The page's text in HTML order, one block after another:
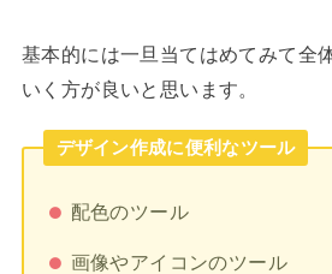
基本的には一旦当てはめてみて全
いく方が良いと思います。
デザイン作成に便利なツール
配色のツール
画像やアイコンのツール